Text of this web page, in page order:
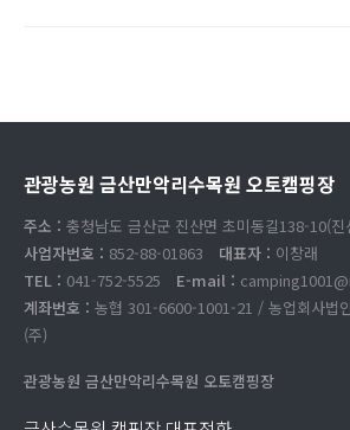
관광농원 금산만악리수목원 오토캠핑장
주소 : 충청남도 금산군 진산면 초미동길138-10(
사업자번호 : 852-88-01863 대표자 : 이창래
TEL : 041-752-5525 E-mail :
계좌번호 : 농협 301-6600-1001-21 / 농업회사법
(주)
관광농원 금산만악리수목원 오토캠핑장